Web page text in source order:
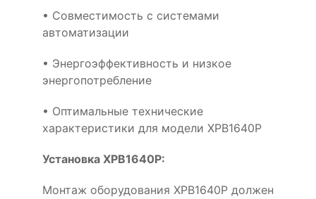
• Совместимость с системами
автоматизации
• Энергоэффективность и низкое
энергопотребление
• Оптимальные технические
характеристики для модели XPB1640P
Установка XPB1640P:
Монтаж оборудования XPB1640P должен